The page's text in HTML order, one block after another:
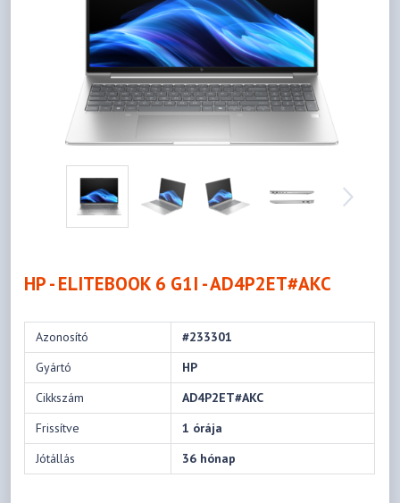
HP - ELITEBOOK 6 G1I - AD4P2ET#AKC
Azonosító
#233301
Gyártó
HP
Cikkszám
AD4P2ET#AKC
Frissítve
1 órája
Jótállás
36 hónap